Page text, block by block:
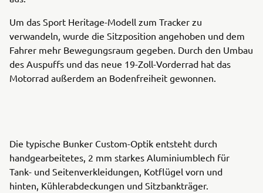
Um das Sport Heritage-Modell zum Tracker zu
verwandeln, wurde die Sitzposition angehoben und dem
Fahrer mehr Bewegungsraum gegeben. Durch den Umbau
des Auspuffs und das neue 19-Zoll-Vorderrad hat das
Motorrad außerdem an Bodenfreiheit gewonnen.
Die typische Bunker Custom-Optik entsteht durch
handgearbeitetes, 2 mm starkes Aluminiumblech für
Tank- und Seitenverkleidungen, Kotflügel vorn und
hinten, Kühlerabdeckungen und Sitzbankträger.